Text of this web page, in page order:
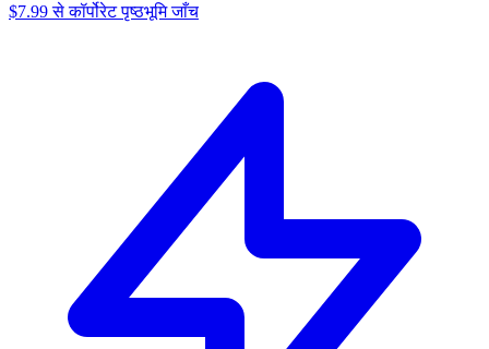
$7.99 से कॉर्पोरेट पृष्ठभूमि जाँच